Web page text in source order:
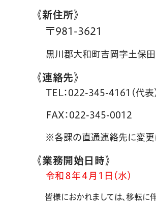
《新住所》
〒981-3621
黒川郡大和町吉岡字土保田１
《連絡先》
TEL：022-345-4161（代
FAX：022-345-0012
※各課の直通連絡先に変更
《業務開始日時》
令和８年４月１日（水）
皆様におかれましては、移転に